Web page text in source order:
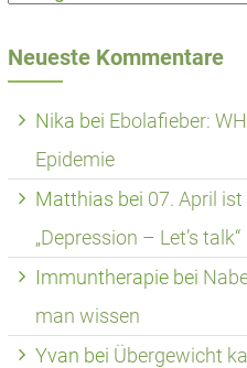
Neueste Kommentare
Nika bei Ebolafieber:
Epidemie
Matthias bei 07. April
„Depression – Let’s talk“
Immuntherapiebei
man wissen
Yvan bei Übergewicht